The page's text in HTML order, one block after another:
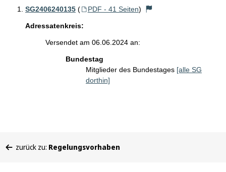
SG2406240135 ( PDF - 41 Seiten)
Adressatenkreis:
Versendet am 06.06.2024 an:
Bundestag
Mitglieder des Bundestages [alle SG
dorthin]
befinden
zurück zu: Regelungsvorhaben